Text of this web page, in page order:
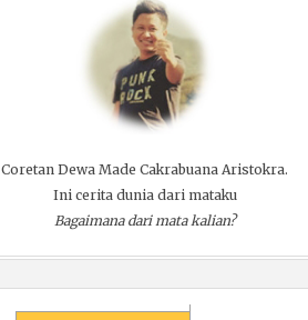
Coretan Dewa Made Cakrabuana Aristokra.
Ini cerita dunia dari mataku
Bagaimana dari mata kalian?